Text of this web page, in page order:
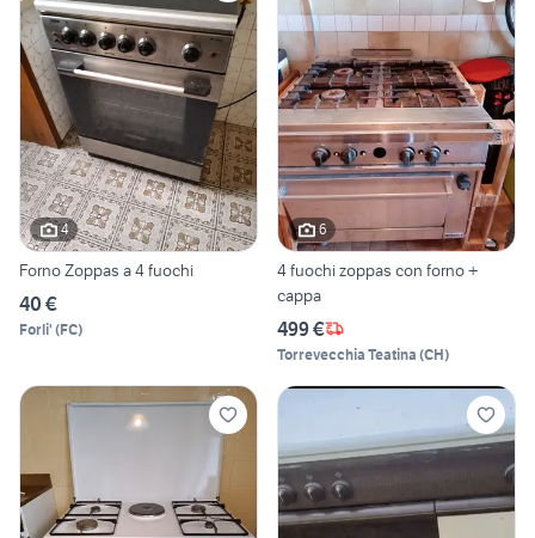
4
Forno Zoppas a 4 fuochi
40 €
Forli' (FC)
6
4 fuochi zoppas con forno +
cappa
499 €
Torrevecchia Teatina (CH)